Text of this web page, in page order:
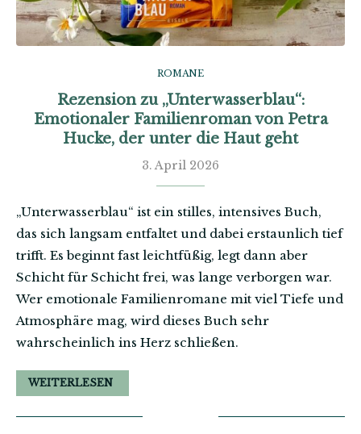
ROMANE
Rezension zu „Unterwasserblau“:
Emotionaler Familienroman von Petra
Hucke, der unter die Haut geht
3. April 2026
„Unterwasserblau“ ist ein stilles, intensives Buch,
das sich langsam entfaltet und dabei erstaunlich tief
trifft. Es beginnt fast leichtfüßig, legt dann aber
Schicht für Schicht frei, was lange verborgen war.
Wer emotionale Familienromane mit viel Tiefe und
Atmosphäre mag, wird dieses Buch sehr
wahrscheinlich ins Herz schließen.
WEITERLESEN